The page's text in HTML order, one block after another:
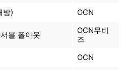
방) OCN
블 폴아웃
OCN무비
즈
OCN